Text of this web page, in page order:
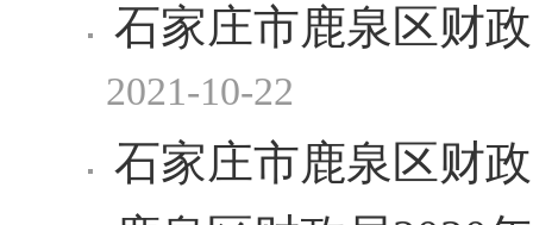
石家庄市鹿泉区财
2021-10-22
石家庄市鹿泉区财